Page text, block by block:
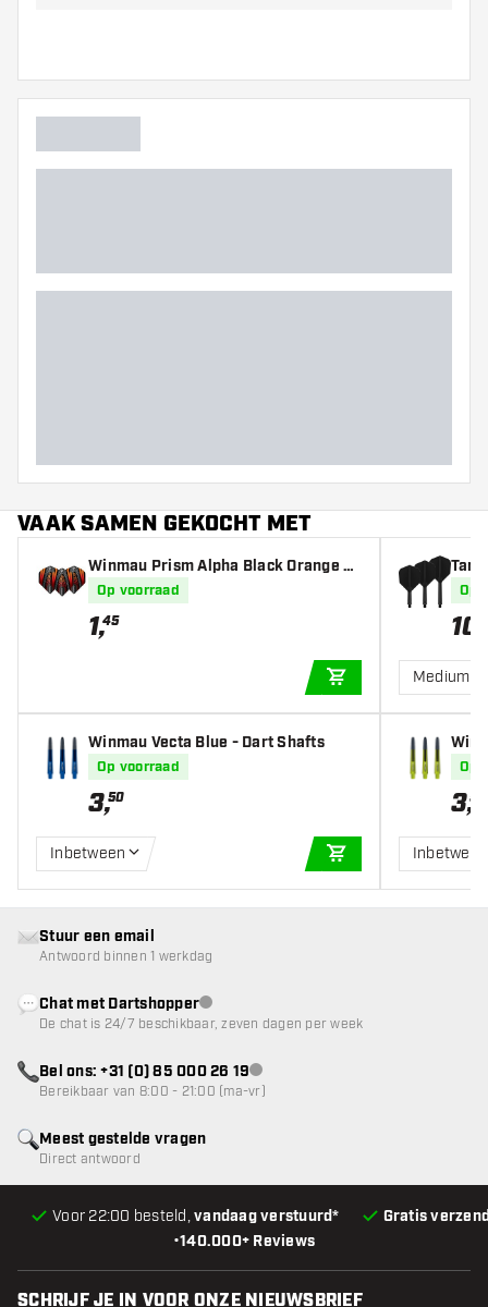
Probeer eens een andere maat shaft om
past!
VAAK SAMEN GEKOCHT MET
Winmau Prism Alpha Black Orange V
2 - Dart Flights
Op voorraad
1,45
IN WINKELWAGEN
Winmau Vecta Blue - Dart Shafts
Op voorraad
3,50
Inbetween
IN WINKELWAGEN
Op
10
Medium
Op
3,50
Inbetween
•140.000+ Reviews
Voor 22:00 besteld,vandaag verstuurd* Gratis
Meest gestelde vragen
Direct antwoord
Stuur een email
Antwoord binnen 1 werkdag
Chat met Dartshopperklantenservice niet beschikbaar
De chat is 24/7 beschikbaar, zeven dagen per week
Bel ons: +31 (0) 85 000 26 19klantenservice niet beschikbaar
Bereikbaar van 8:00 - 21:00 (ma-vr)
SCHRIJF JE IN VOOR ONZE NIEUWSBRIEF